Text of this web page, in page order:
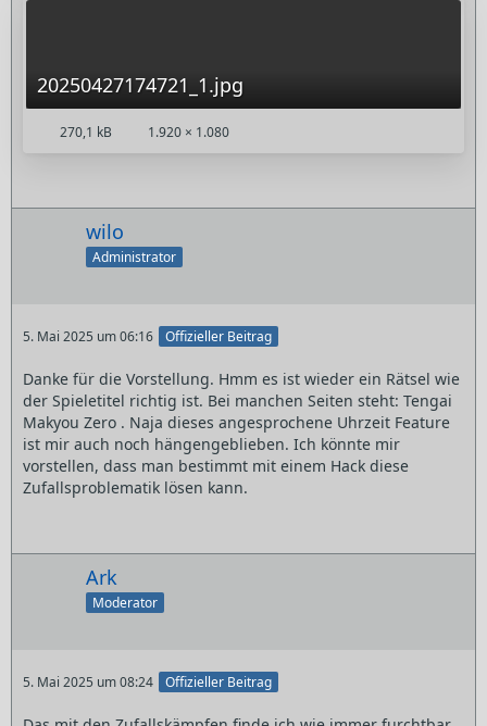
20250427174721_1.jpg
270,1 kB 1.920 × 1.080
wilo
Administrator
5. Mai 2025 um 06:16 Offizieller Beitrag
Danke für die Vorstellung. Hmm es ist wieder ein Rätsel wie
der Spieletitel richtig ist. Bei manchen Seiten steht: Tengai
Makyou Zero . Naja dieses angesprochene Uhrzeit Feature
ist mir auch noch hängengeblieben. Ich könnte mir
vorstellen, dass man bestimmt mit einem Hack diese
Zufallsproblematik lösen kann.
Ark
Moderator
5. Mai 2025 um 08:24 Offizieller Beitrag